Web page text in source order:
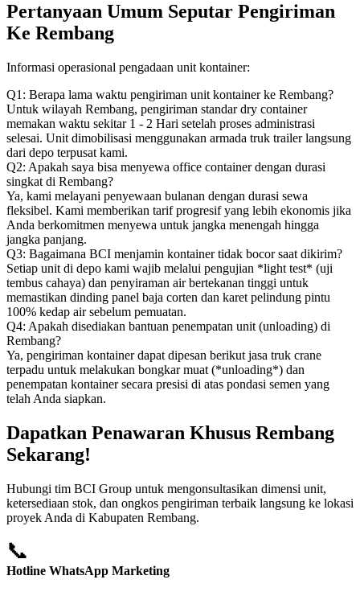
Pertanyaan Umum Seputar Pengiriman
Ke Rembang
Informasi operasional pengadaan unit kontainer:
Q1: Berapa lama waktu pengiriman unit kontainer ke Rembang?
Untuk wilayah Rembang, pengiriman standar dry container
memakan waktu sekitar 1 - 2 Hari setelah proses administrasi
selesai. Unit dimobilisasi menggunakan armada truk trailer langsung
dari depo terpusat kami.
Q2: Apakah saya bisa menyewa office container dengan durasi
singkat di Rembang?
Ya, kami melayani penyewaan bulanan dengan durasi sewa
fleksibel. Kami memberikan tarif progresif yang lebih ekonomis jika
Anda berkomitmen menyewa untuk jangka menengah hingga
jangka panjang.
Q3: Bagaimana BCI menjamin kontainer tidak bocor saat dikirim?
Setiap unit di depo kami wajib melalui pengujian *light test* (uji
tembus cahaya) dan penyiraman air bertekanan tinggi untuk
memastikan dinding panel baja corten dan karet pelindung pintu
100% kedap air sebelum pemuatan.
Q4: Apakah disediakan bantuan penempatan unit (unloading) di
Rembang?
Ya, pengiriman kontainer dapat dipesan berikut jasa truk crane
terpadu untuk melakukan bongkar muat (*unloading*) dan
penempatan kontainer secara presisi di atas pondasi semen yang
telah Anda siapkan.
Dapatkan Penawaran Khusus Rembang
Sekarang!
Hubungi tim BCI Group untuk mengonsultasikan dimensi unit,
ketersediaan stok, dan ongkos pengiriman terbaik langsung ke lokasi
proyek Anda di Kabupaten Rembang.
📞
Hotline WhatsApp Marketing